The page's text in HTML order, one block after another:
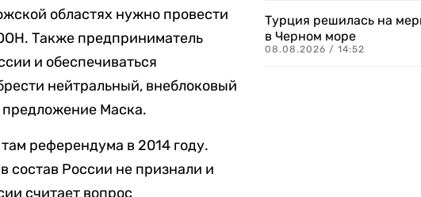
областях нужно провести
Также предприниматель
и обеспечиваться
нейтральный, внеблоковый
предложение Маска.
референдума в 2014 году.
России не признали и
считает вопрос
Турция решилась на
в Черном море
08.08.2026 / 14:52